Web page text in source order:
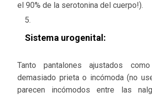
el 90% de la serotonina del cuerpo!).
Sistema urogenital:
Tanto pantalones ajustados
demasiado prieta o incómoda (no
parecen incómodos entre las